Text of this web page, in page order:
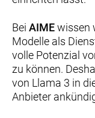
Bei AIMEwissen
Modelle als
volle Potenzial
zu können.
von Llama 3 in
Anbieter